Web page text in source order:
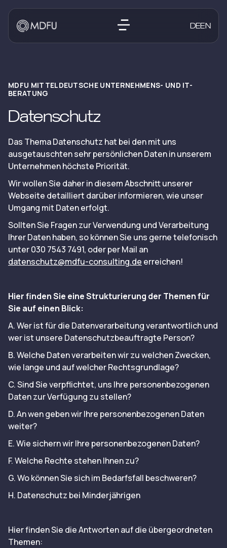
DEEN
MDFU MITTELDEUTSCHE UNTERNEHMENS- UND IT-
BERATUNG
Datenschutz
Das Thema Datenschutz hat bei den mit uns
ausgetauschten sehr persönlichen Daten in unserem
Unternehmen höchste Priorität.
Wir wollen Sie daher in diesem Abschnitt unserer
Webseite detailliert darüber informieren, wie unser
Umgang mit Daten erfolgt.
Sollten Sie Fragen zur Verwendung und Verarbeitung
Ihrer Daten haben, so können Sie uns gerne telefonisch
unter 030 7543 7491, oder per Mail an
datenschutz@mdfu-consulting.de erreichen!
Hier finden Sie eine Strukturierung der Themen für
Sie auf einen Blick:
A. Wer ist für die Datenverarbeitung verantwortlich und
wer ist unsere Datenschutzbeauftragte Person?
B. Welche Daten verarbeiten wir zu welchen Zwecken,
wie lange und auf welcher Rechtsgrundlage?
C. Sind Sie verpflichtet, uns Ihre personenbezogenen
Daten zur Verfügung zu stellen?
D. An wen geben wir Ihre personenbezogenen Daten
weiter?
E. Wie sichern wir Ihre personenbezogenen Daten?
F. Welche Rechte stehen Ihnen zu?
G. Wo können Sie sich im Bedarfsfall beschweren?
H. Datenschutz bei Minderjährigen
Hier finden Sie die Antworten auf die übergeordneten
Themen: